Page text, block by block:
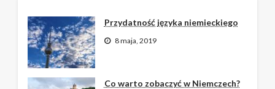
Przydatność języka niemieckiego
8 maja, 2019
Co warto zobaczyć w Niemczech?